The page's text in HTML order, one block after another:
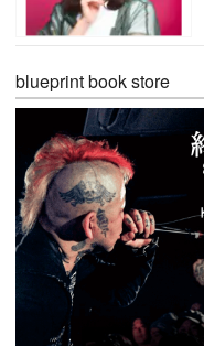
blueprint book store